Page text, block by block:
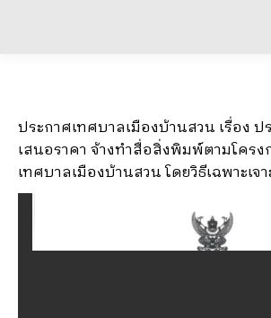
ประกาศเทศบาลเมืองบ้านสวน เรื่อง
เสนอราคา จ้างทำสื่อสิ่งพิมพ์ตามโครง
เทศบาลเมืองบ้านสวน โดยวิธีเฉพาะเจา